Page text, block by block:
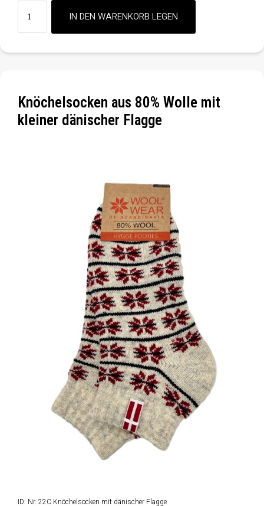
Knöchelsocken aus 80% Wolle mit
kleiner dänischer Flagge
ID: Nr. 22C Knöchelsocken mit dänischer Flagge